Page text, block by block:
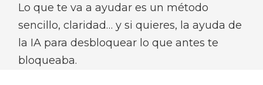
Lo que te va a ayudar es un método
sencillo, claridad… y si quieres, la ayuda de
la IA para desbloquear lo que antes te
bloqueaba.